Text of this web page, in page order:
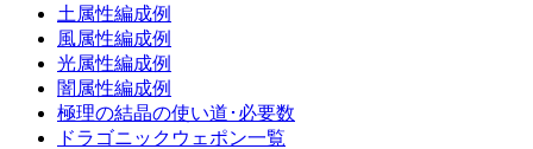
土属性編成例
風属性編成例
光属性編成例
闇属性編成例
極理の結晶の使い道･必要数
ドラゴニックウェポン一覧